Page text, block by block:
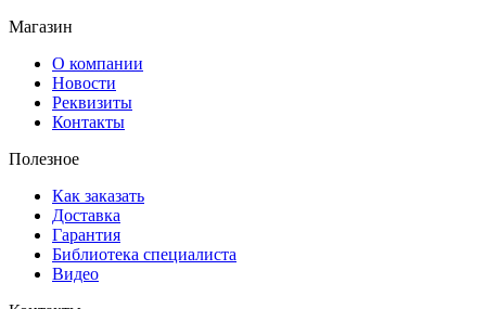
Магазин
О компании
Новости
Реквизиты
Контакты
Полезное
Как заказать
Доставка
Гарантия
Библиотека специалиста
Видео